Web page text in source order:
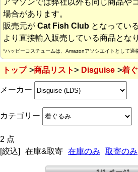
アマゾンでは弊社以外も同じ商品や
場合があります。
販売元が Cat Fish Club となってい
より直接輸入販売している商品とな
*ハッピーコスチュームは、Amazonアソシエイトとして適
トップ 商品リスト Disguise 着
メーカー
カテゴリー
2 点
[絞込]
在庫&取寄 在庫のみ 取寄のみ